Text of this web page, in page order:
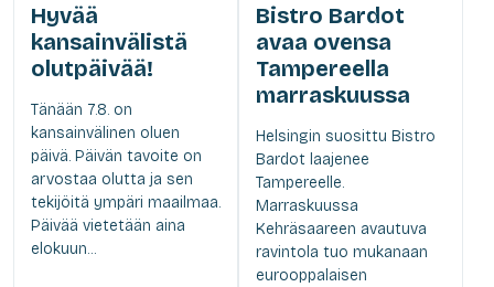
Hyvää
kansainvälistä
olutpäivää!
Tänään 7.8. on
kansainvälinen oluen
päivä. Päivän tavoite on
arvostaa olutta ja sen
tekijöitä ympäri maailmaa.
Päivää vietetään aina
elokuun...
Bistro Bardot
avaa ovensa
Tampereella
marraskuussa
Helsingin suosittu Bistro
Bardot laajenee
Tampereelle.
Marraskuussa
Kehräsaareen avautuva
ravintola tuo mukanaan
eurooppalaisen